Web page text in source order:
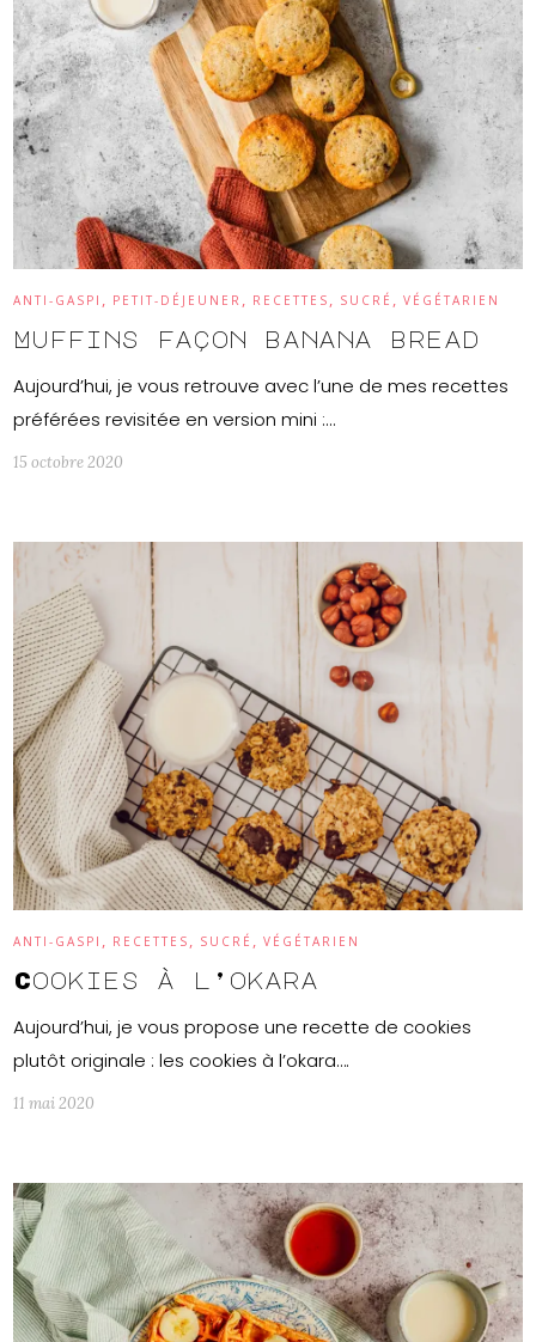
ANTI-GASPI , PETIT-DÉJEUNER , RECETTES , SUCRÉ , VÉGÉTARIEN
Muffins façon banana bread
Aujourd’hui, je vous retrouve avec l’une de mes recettes
préférées revisitée en version mini :…
15 octobre 2020
ANTI-GASPI , RECETTES , SUCRÉ , VÉGÉTARIEN
Cookies à l’okara
Aujourd’hui, je vous propose une recette de cookies
plutôt originale : les cookies à l’okara….
11 mai 2020